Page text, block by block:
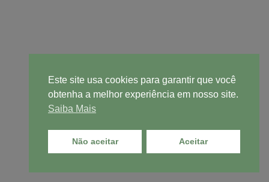
Este site usa cookies para garantir que você
obtenha a melhor experiência em nosso site.
Saiba Mais
Não aceitar Aceitar